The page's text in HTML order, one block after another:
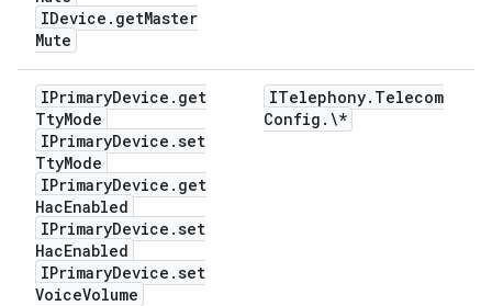
IDevice . getMaster
Mute
IPrimaryDevice . get
TtyMode
IPrimaryDevice .set
TtyMode
IPrimaryDevice . get
HacEnabled
IPrimaryDevice .set
HacEnabled
IPrimaryDevice .set
VoiceVolume
ITelephony. Telecom
Config . \*